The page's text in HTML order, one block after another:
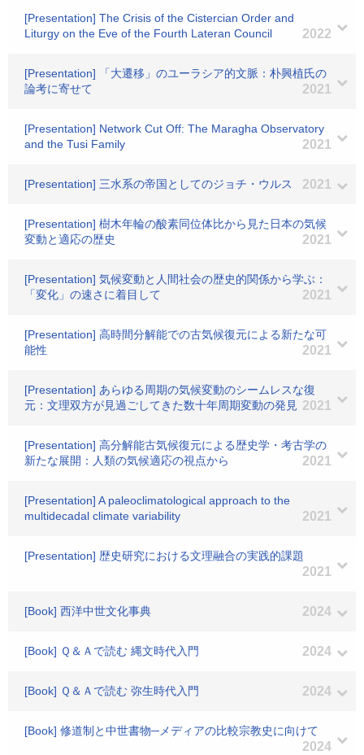
[Presentation] The Crisis of the Cistercian Order and
Liturgy on the Eve of the Fourth Lateran Council
2022
[Presentation] 「大遷移」のユーラシア的文脈：朴興植氏の
論考に寄せて
2021
[Presentation] Network Cut Off: The Maragha Observatory
and the Tusi Family
2021
[Presentation] 三水系の帝国としてのジョチ・ウルス 2021
[Presentation] 樹木年輪の酸素同位体比から見た日本の気候
変動と適応の歴史
2021
[Presentation] 気候変動と人間社会の歴史的関係から学ぶ：
「変化」の速さに着目して
2021
[Presentation] 高時間分解能での古気候復元による新たな可
能性
2021
[Presentation] あらゆる周期の気候変動のシームレスな復
元：文理双方が見過ごしてきた数十年周期変動の発見 2021
[Presentation] 高分解能古気候復元による歴史学・考古学の
新たな展開：人類の気候適応の視点から
2021
[Presentation] A paleoclimatological approach to the
multidecadal climate variability
2021
[Presentation] 歴史研究における文理融合の実践的課題
2021
[Book] 西洋中世文化事典 2024
[Book] Ｑ＆Ａで読む 縄文時代入門 2024
[Book] Ｑ＆Ａで読む 弥生時代入門 2024
[Book] 修道制と中世書物─メディアの比較宗教史に向けて
2024